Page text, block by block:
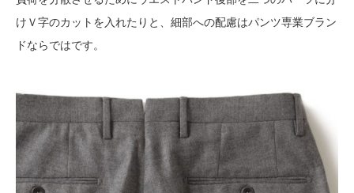
けＶ字のカットを入れたりと、細部への配慮はパンツ専業ブラン
ドならではです。